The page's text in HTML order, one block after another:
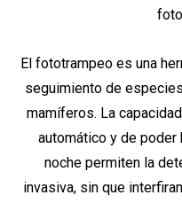
El fototrampeo es una
seguimiento de
mamíferos. La
automático y de poder
noche permiten la
invasiva, sin que